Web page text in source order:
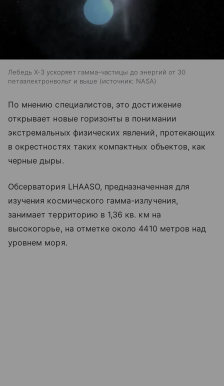
Лебедь X-3 ускоряет гамма-частицы до энергий от 30
петаэлектронвольт и выше
источник: NASA
По мнению специалистов, это достижение
открывает новые горизонты в понимании
экстремальных физических явлений, протекающих
в окрестностях таких компактных объектов, как
черные дыры.
Обсерватория LHAASO, предназначенная для
изучения космического гамма-излучения,
занимает территорию в 1,36 кв. км на
высокогорье, на отметке около 4410 метров над
уровнем моря.